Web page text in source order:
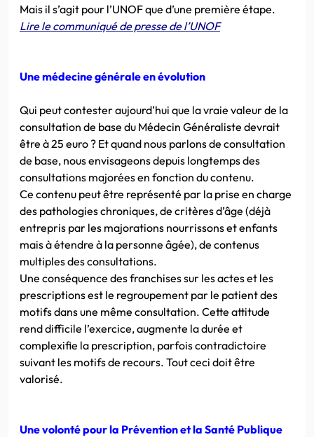
Mais il s’agit pour l’UNOF que d’une première étape.
Lire le communiqué de presse de l’UNOF
Une médecine générale en évolution
Qui peut contester aujourd’hui que la vraie valeur de la
consultation de base du Médecin Généraliste devrait
être à 25 euro ? Et quand nous parlons de consultation
de base, nous envisageons depuis longtemps des
consultations majorées en fonction du contenu.
Ce contenu peut être représenté par la prise en charge
des pathologies chroniques, de critères d’âge (déjà
entrepris par les majorations nourrissons et enfants
mais à étendre à la personne âgée), de contenus
multiples des consultations.
Une conséquence des franchises sur les actes et les
prescriptions est le regroupement par le patient des
motifs dans une même consultation. Cette attitude
rend difficile l’exercice, augmente la durée et
complexifie la prescription, parfois contradictoire
suivant les motifs de recours. Tout ceci doit être
valorisé.
Une volonté pour la Prévention et la Santé Publique